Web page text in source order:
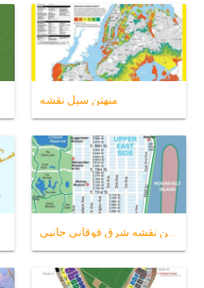
منهتن سیل نقشه
منهتن نقشه شرق فوقانی جانبی